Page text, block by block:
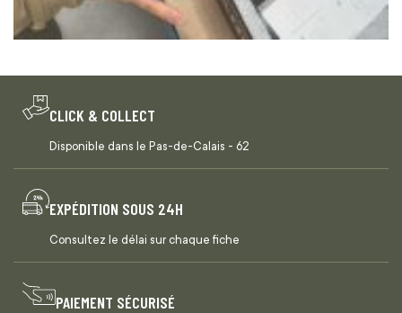
CLICK & COLLECT
Disponible dans le Pas-de-Calais - 62
EXPÉDITION SOUS 24H
Consultez le délai sur chaque fiche
PAIEMENT SÉCURISÉ